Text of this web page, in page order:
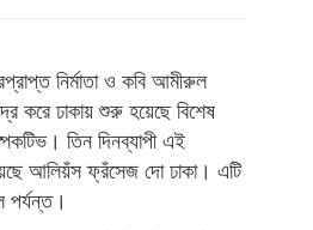
নির্মাতা ও কবি আমীরুল
করে ঢাকায় শুরু হয়েছে বিশেষ
তিন দিনব্যাপী এই
আলিয়ঁস ফ্রঁসেজ দো ঢাকা। এটি
পর্যন্ত।